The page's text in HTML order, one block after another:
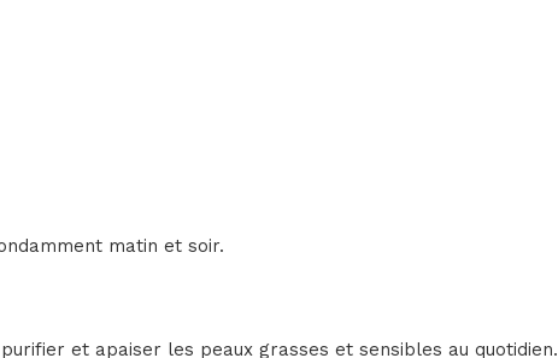
matin et soir.
et apaiser les peaux grasses et sensibles au quotidien.